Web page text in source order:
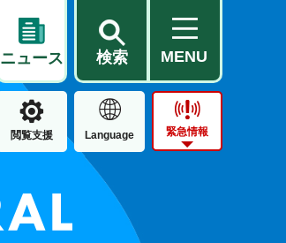
ニュース 検索 MENU
住民票・戸籍 公営住宅
閲覧支援 Language 緊急情報